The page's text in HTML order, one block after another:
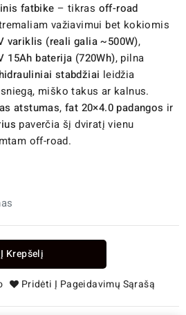
fatbike – tikras off-road
važiavimui bet kokiomis
variklis (reali galia ~500W),
15Ah baterija (720Wh), pilna
hidrauliniai stabdžiai leidžia
miško takus ar kalnus.
atstumas,fat 20×4.0 padangos ir
paverčia šį dviratį vienu
off-road.
Į Krepšelį
Pridėti Į Pageidavimų Sąrašą